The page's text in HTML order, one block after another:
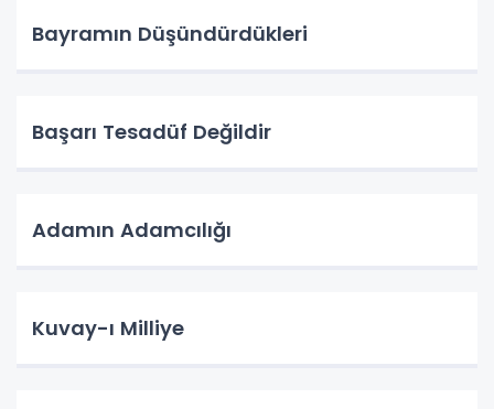
Bayramın Düşündürdükleri
Başarı Tesadüf Değildir
Adamın Adamcılığı
Kuvay-ı Milliye